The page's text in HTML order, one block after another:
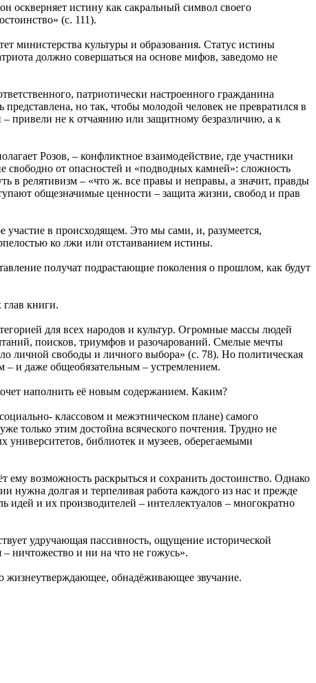
оскверняет истину как сакральный символ своего
(с. 111).
министерства культуры и образования. Статус истины
должно совершаться на основе мифов, заведомо не
патриотически настроенного гражданина
но так, чтобы молодой человек не превратился в
привели не к отчаянию или защитному безразличию, а к
Розов, – конфликтное взаимодействие, где участники
свободно от опасностей и «подводных камней»: сложность
в релятивизм – «что ж. все правы и неправы, а значит, правды
общезначимые ценности – защита жизни, свобод и прав
в происходящем. Это мы сами, и, разумеется,
ко лжи или отстаиванием истины.
получат подрастающие поколения о прошлом, как будут
книги.
для всех народов и культур. Огромные массы людей
поисков, триумфов и разочарований. Смелые мечты
личной свободы и личного выбора» (с. 78). Но политическая
– и даже общеобязательным – устремлением.
наполнить её новым содержанием. Каким?
классовом и межэтническом плане) самого
только этим достойна всяческого почтения. Трудно не
библиотек и музеев, оберегаемыми
ему возможность раскрыться и сохранить достоинство. Однако
нужна долгая и терпеливая работа каждого из нас и прежде
и их производителей – интеллектуалов – многократно
удручающая пассивность, ощущение исторической
ничтожество и ни на что не гожусь».
жизнеутверждающее, обнадёживающее звучание.